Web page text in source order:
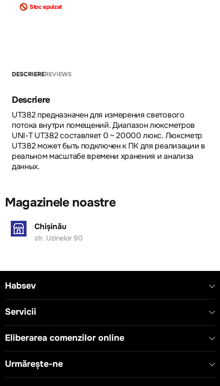
Stoc epuizat
DESCRIEREREVIEWS
Descriere
UT382 предназначен для измерения светового
потока внутри помещений. Диапазон люксметров
UNI-T UT382 составляет 0 ~ 20000 люкс. Люксметр
UT382 может быть подключен к ПК для реализации в
реальном масштабе времени хранения и анализа
данных.
Magazinele noastre
Chișinău
str. Uzinelor 90
Habsev
Servicii
Eliberarea comenzilor online
Urmărește-ne